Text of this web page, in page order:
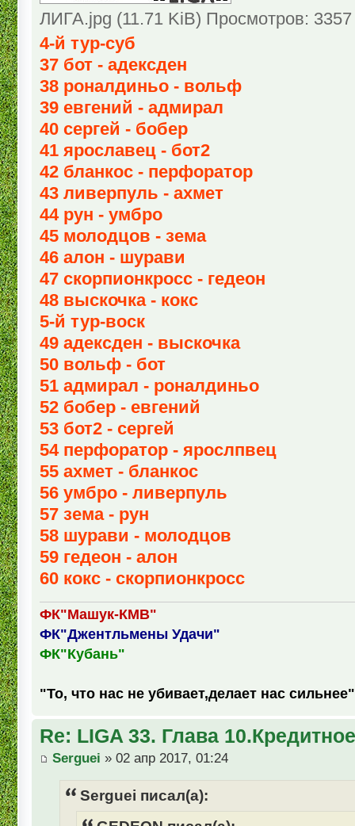
ЛИГА.jpg (11.71 KiB) Просмотров: 3357
4-й тур-суб
37 бот - адексден
38 роналдиньо - вольф
39 евгений - адмирал
40 сергей - бобер
41 ярославец - бот2
42 бланкос - перфоратор
43 ливерпуль - ахмет
44 рун - умбро
45 молодцов - зема
46 алон - шурави
47 скорпионкросс - гедеон
48 выскочка - кокс
5-й тур-воск
49 адексден - выскочка
50 вольф - бот
51 адмирал - роналдиньо
52 бобер - евгений
53 бот2 - сергей
54 перфоратор - ярослпвец
55 ахмет - бланкос
56 умбро - ливерпуль
57 зема - рун
58 шурави - молодцов
59 гедеон - алон
60 кокс - скорпионкросс
ФК"Машук-КМВ"
ФК"Джентльмены Удачи"
ФК"Кубань"
"То, что нас не убивает,делает нас сильнее"
Re: LIGA 33. Глава
Serguei » 02 апр 2017, 01:24
Serguei писал(а):